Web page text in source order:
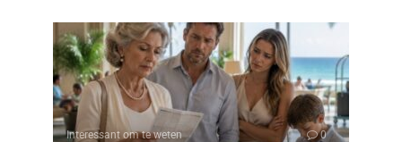
Interessant om te weten 0